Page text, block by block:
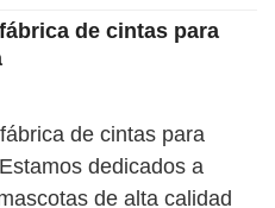
de cintas para
de cintas para
dedicados a
de alta calidad